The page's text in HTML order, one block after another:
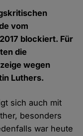
vom
blockiert. Für
die
wegen
Luthers.
sich auch mit
besonders
war heute